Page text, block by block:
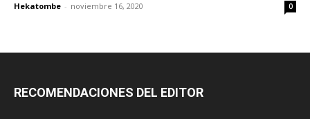
Hekatombe - noviembre 16, 2020 0
RECOMENDACIONES DEL EDITOR